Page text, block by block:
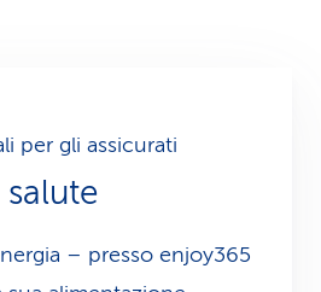
per gli assicurati
– presso enjoy365